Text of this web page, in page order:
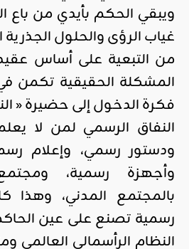
ويبقي الحكم بأيدي من باع
غياب الرؤى والحلول الجذرية
من التبعية على أساس
المشكلة الحقيقية
فكرة الدخول إلى حضيرة «
النفاق الرسمي لمن لا
ودستور رسمي، وإعلام
وأجهزة رسمية،
بالمجتمع المدني،
رسمية تصنع على عين
النظام الرأسمالي العالمي